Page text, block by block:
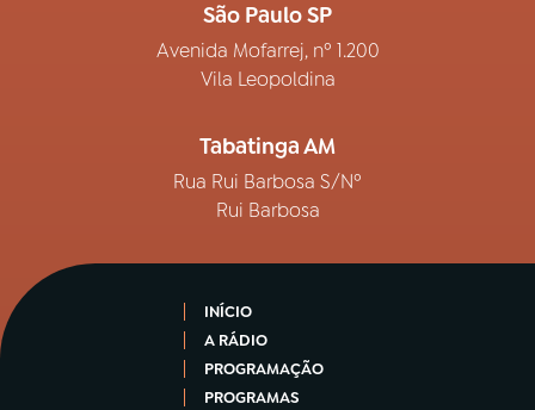
São Paulo SP
Avenida Mofarrej, nº 1.200
Vila Leopoldina
Tabatinga AM
Rua Rui Barbosa S/Nº
Rui Barbosa
INÍCIO
A RÁDIO
PROGRAMAÇÃO
PROGRAMAS